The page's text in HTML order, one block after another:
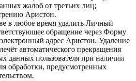
жалоб от третьих лиц;
Аристон.
в любое время удалить Личный
обращение через Форму
адрес Аристон. Удаление
автоматического прекращения
данных пользователя при наличии
обработки, предусмотренных